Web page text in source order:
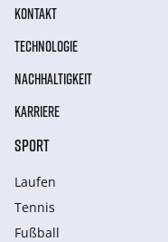
KONTAKT
TECHNOLOGIE
NACHHALTIGKEIT
KARRIERE
SPORT
Laufen
Tennis
Fußball